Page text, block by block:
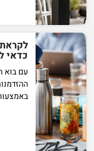
כדאי
עם בוא